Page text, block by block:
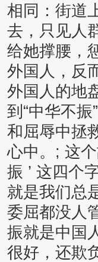
相同：街道
去，只见人
给她撑腰，
外国人，反
外国人的地
到“中华不
和屈辱中拯
心中。; 这
振 ’ 这四个
就是我们总
委屈都没人
振就是中国
很好，还欺